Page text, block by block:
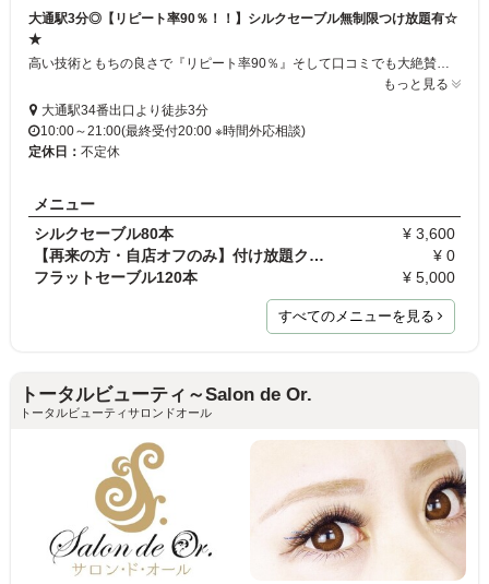
大通駅3分◎【リピート率90％！！】シルクセーブル無制限つけ放題有☆
★
高い技術ともちの良さで『リピート率90％』そして口コミでも大絶賛のマツエクサロン！こだわりのシルクセーブルを使用したつけ放題メニューが大人気。理想の目元をお伺いし、オーダーメイドのデザインに仕上げます。自まつ毛への負担が最小限なのも人気の秘訣。大通駅より徒歩3分、夜21時まで営業していますのでお仕事帰りにもどうぞ！
もっと見る
大通駅34番出口より徒歩3分
10:00～21:00(最終受付20:00 ※時間外応相談)
定休日： 不定休
メニュー
シルクセーブル80本
¥ 3,600
【再来の方・自店オフのみ】付け放題クーポンご利用…
¥ 0
フラットセーブル120本
¥ 5,000
すべてのメニューを見る
トータルビューティ～Salon de Or.
トータルビューティサロンドオール